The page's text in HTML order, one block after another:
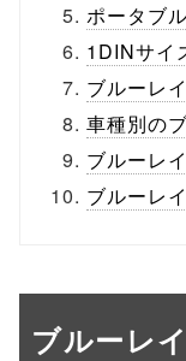
ポータブ
1DINサイ
ブルーレ
車種別の
ブルーレ
ブルーレ
ブルーレ